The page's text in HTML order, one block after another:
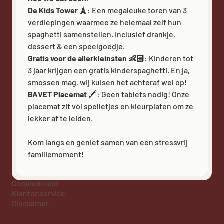
De Kids Tower 🗼 : Een megaleuke toren van 3
verdiepingen waarmee ze helemaal zelf hun
spaghetti samenstellen. Inclusief drankje,
dessert & een speelgoedje.
Gratis voor de allerkleinsten 👶🏻: Kinderen tot
3 jaar krijgen een gratis kinderspaghetti. En ja,
smossen mag, wij kuisen het achteraf wel op!
BAVET Placemat 🖍️: Geen tablets nodig! Onze
placemat zit vól spelletjes en kleurplaten om ze
lekker af te leiden.
Kom langs en geniet samen van een stressvrij
familiemoment!
BAVET Carpet
BAVET Kadet
VOLG ONS
Heb - BE 0597 747 850 - Kortrijksesteenweg 48 bus 5,
9830 Sint-Martens-Latem - info@bavet.eu - Bavet © 2026
Algemene Voorwaarden
Cookiebeleid
Klantenservice
Disclaimer